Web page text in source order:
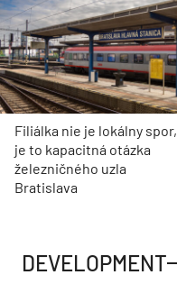
Filiálka nie je lokálny spor,
je to kapacitná otázka
železničného uzla
Bratislava
DEVELOPMENT